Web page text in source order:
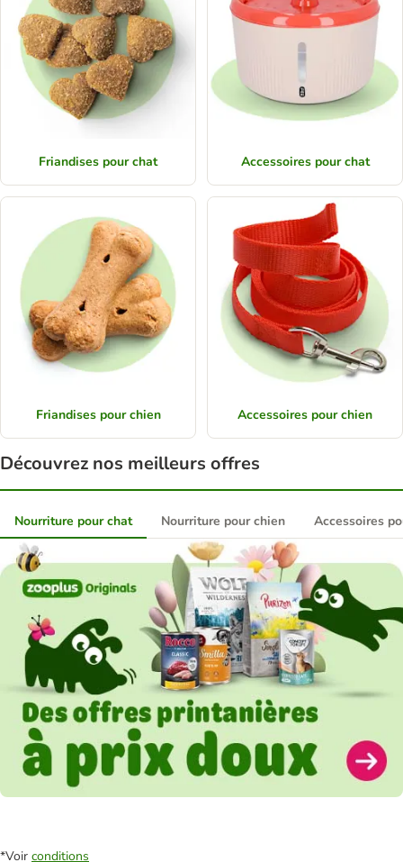
Friandises pour chat Accessoires pour chat
Friandises pour chien Accessoires pour chien
Découvrez nos meilleurs offres
Nourriture pour chat Nourriture pour chien Accessoires
*Voir conditions